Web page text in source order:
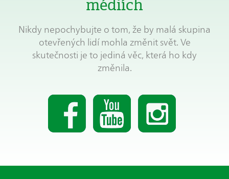
médiích
Nikdy nepochybujte o tom, že by malá skupina
otevřených lidí mohla změnit svět. Ve
skutečnosti je to jediná věc, která ho kdy
změnila.